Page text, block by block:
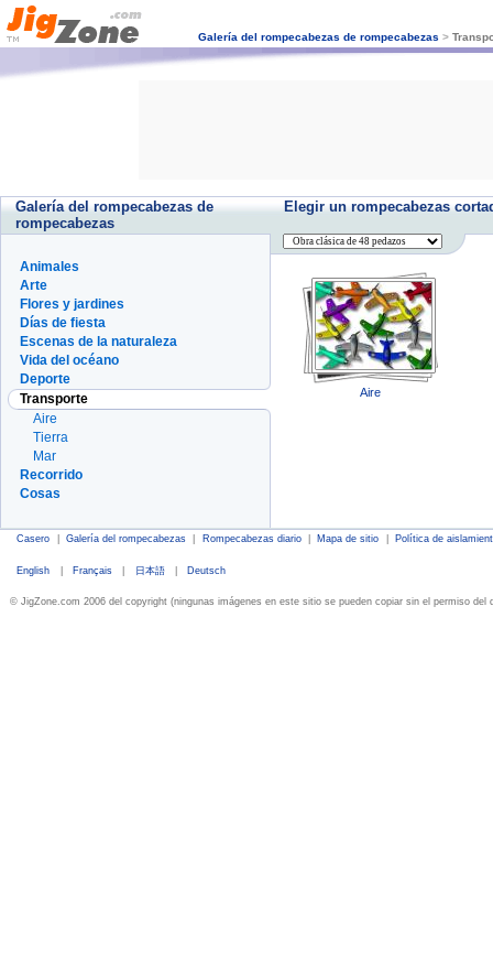
Galería del rompecabezas de rompecabezas >
Galería del rompecabezas de
rompecabezas
Elegir un rompecabezas
Aire
Animales
Arte
Flores y jardines
Días de fiesta
Escenas de la naturaleza
Vida del océano
Deporte
Transporte
Aire
Tierra
Mar
Recorrido
Cosas
Casero Galería del rompecabezas Rompecabezas diario Mapa de sitio Política de
English Français 日本語 Deutsch
© JigZone.com 2006 del copyright (ningunas imágenes en este sitio se pueden copiar sin el permiso del